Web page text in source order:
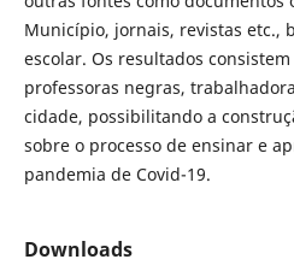
Município, jornais, revistas etc.,
escolar. Os resultados
professoras negras,
cidade, possibilitando a
sobre o processo de ensinar e
pandemia de Covid-19.
Downloads